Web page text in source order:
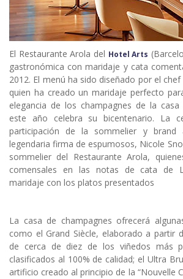
El Restaurante Arola del Hotel Arts
gastronómica con maridaje y cata
2012. El menú ha sido diseñado por el
quien ha creado un maridaje perfecto
elegancia de los champagnes de la casa
este año celebra su bicentenario. La
participación de la sommelier y brand
legendaria firma de espumosos, Nicole
sommelier del Restaurante Arola,
comensales en las notas de cata de
maridaje con los platos presentados
La casa de champagnes ofrecerá
como el Grand Siècle, elaborado a partir
de cerca de diez de los viñedos más
clasificados al 100% de calidad; el Ultra
artificio creado al principio de la “Nouvelle